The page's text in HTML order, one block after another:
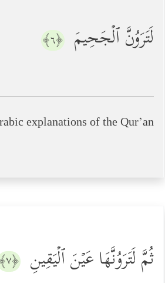
لَتَرَوُنَّ ٱلۡجَحِیمَ ﴿٦﴾
explanations of the Qur’an:
ثُمَّ لَتَرَوُنَّهَا عَیۡنَ ٱلۡیَقِینِ ﴿٧﴾